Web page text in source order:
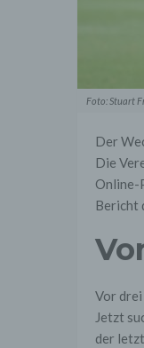
Foto: Stuart
Der
Die
Online-
Bericht
Vor
Jetzt
der